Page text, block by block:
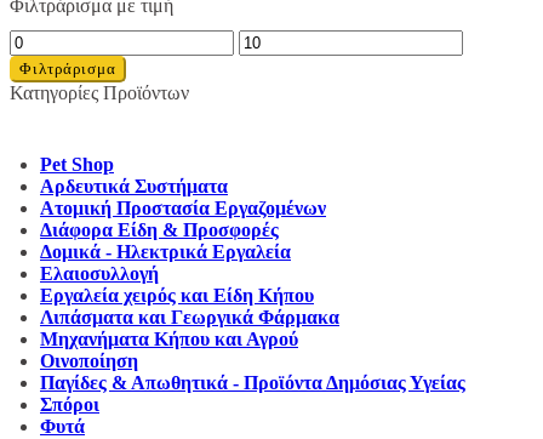
Φιλτράρισμα με τιμή
Ελάχιστη
τιμή
Μέγιστη
τιμή
Φιλτράρισμα
Κατηγορίες Προϊόντων
Pet Shop
Αρδευτικά Συστήματα
Ατομική Προστασία Εργαζομένων
Διάφορα Είδη & Προσφορές
Δομικά - Ηλεκτρικά Εργαλεία
Ελαιοσυλλογή
Εργαλεία χειρός και Είδη Κήπου
Λιπάσματα και Γεωργικά Φάρμακα
Μηχανήματα Κήπου και Αγρού
Οινοποίηση
Παγίδες & Απωθητικά - Προϊόντα Δημόσιας Υγείας
Σπόροι
Φυτά